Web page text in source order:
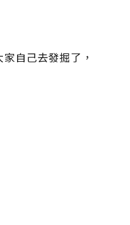
自己去發掘了，